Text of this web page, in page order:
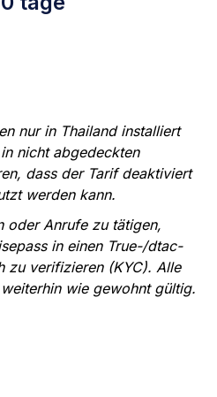
nur in Thailand installiert
nicht abgedeckten
dass der Tarif deaktiviert
werden kann.
oder Anrufe zu tätigen,
in einen True-/dtac-
zu verifizieren (KYC). Alle
wie gewohnt gültig.